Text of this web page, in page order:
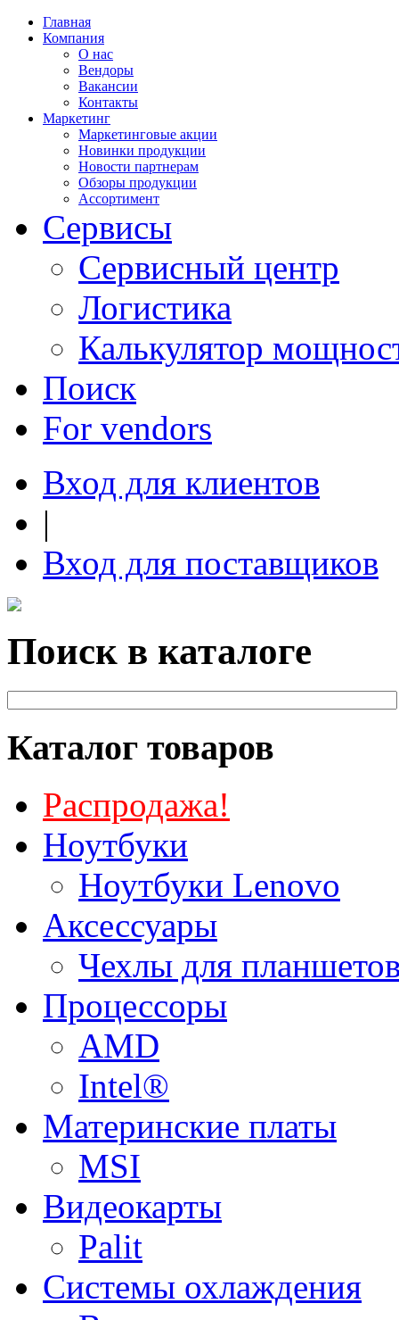
Главная
Компания
О нас
Вендоры
Вакансии
Контакты
Маркетинг
Маркетинговые акции
Новинки продукции
Новости партнерам
Обзоры продукции
Ассортимент
Сервисы
Сервисный центр
Логистика
Калькулятор
Поиск
For vendors
Вход для клиентов
|
Вход для поставщиков
Поиск в каталоге
Каталог товаров
Распродажа!
Ноутбуки
Ноутбуки Lenovo
Аксессуары
Чехлы для
Процессоры
AMD
Intel®
Материнские платы
MSI
Видеокарты
Palit
Системы охлаждения